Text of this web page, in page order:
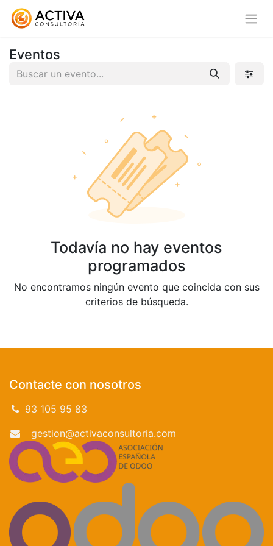
Eventos
Todavía no hay eventos
programados
No encontramos ningún evento que coincida con sus
criterios de búsqueda.
Contacte con nosotros
93 105 95 83
gestion@activaconsultoria.com